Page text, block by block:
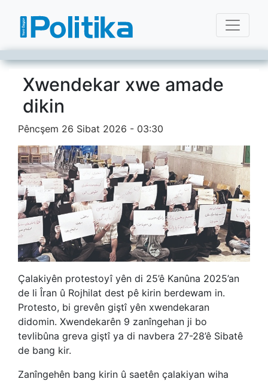
Xwendekar xwe amade
dikin
Pêncşem 26 Sibat 2026 - 03:30
Çalakiyên protestoyî yên di 25’ê Kanûna 2025’an
de li Îran û Rojhilat dest pê kirin berdewam in.
Protesto, bi grevên giştî yên xwendekaran
didomin. Xwendekarên 9 zanîngehan ji bo
tevlibûna greva giştî ya di navbera 27-28’ê Sibatê
de bang kir.
Zanîngehên bang kirin û saetên çalakiyan wiha